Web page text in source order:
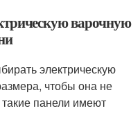
варочную
электрическую
чтобы она не
панели имеют